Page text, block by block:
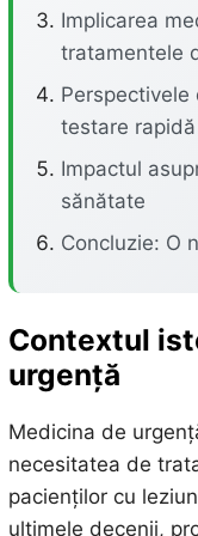
Implicarea
tratamentele
testare rapidă
Impactul
sănătate
Concluzie: O
Contextul
urgență
Medicina de
necesitatea de
pacienților cu
ultimele decenii,